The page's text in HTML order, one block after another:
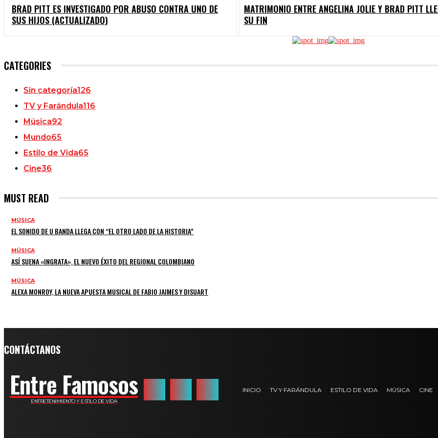
BRAD PITT ES INVESTIGADO POR ABUSO CONTRA UNO DE
SUS HIJOS (ACTUALIZADO)
MATRIMONIO ENTRE ANGELINA JOLIE Y BRAD PITT
SU FIN
CATEGORIES
Sin categoría126
TV y Farándula116
Música92
Mundo65
Estilo de Vida65
Cine36
MUST READ
MÚSICA
EL SONIDO DE U BANDA LLEGA CON “EL OTRO LADO DE LA HISTORIA”
MÚSICA
ASÍ SUENA «INGRATA», EL NUEVO ÉXITO DEL REGIONAL COLOMBIANO
MÚSICA
ALEXA MONROY, LA NUEVA APUESTA MUSICAL DE FABIO JAIMES Y DISUART
CONTÁCTANOS
Entre Famosos
ENTRETENIMIENTO Y ESTILO DE VIDA
INICIO TV Y FARÁNDULA ESTILO DE VIDA MÚSICA CINE